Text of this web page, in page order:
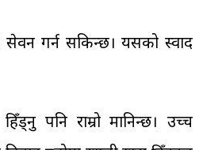
सेवन गर्न सकिन्छ। यसको स्वाद
पनि राम्रो मानिन्छ। उच्च